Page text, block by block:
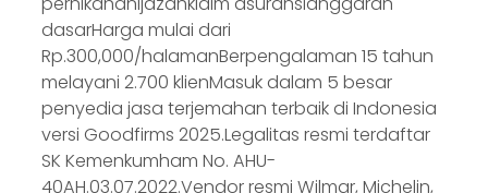
dasarHarga mulai dari
Rp.300,000/halamanBerpengalaman 15 tahun
melayani 2.700 klienMasuk dalam 5 besar
penyedia jasa terjemahan terbaik di Indonesia
versi Goodfirms 2025.Legalitas resmi terdaftar
SK Kemenkumham No. AHU-
40AH.03.07.2022.Vendor resmi Wilmar, Michelin,